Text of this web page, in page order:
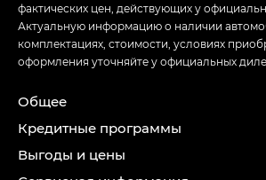
фактических цен, действующих у
Актуальную информацию о наличии
комплектациях, стоимости, условиях
оформления уточняйте у официальных
Общее
Кредитные программы
Выгоды и цены